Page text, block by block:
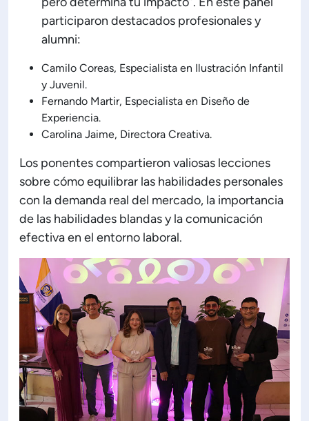
participaron destacados profesionales y
alumni:
Camilo Coreas, Especialista en Ilustración Infantil
y Juvenil.
Fernando Martir, Especialista en Diseño de
Experiencia.
Carolina Jaime, Directora Creativa.
Los ponentes compartieron valiosas lecciones
sobre cómo equilibrar las habilidades personales
con la demanda real del mercado, la importancia
de las habilidades blandas y la comunicación
efectiva en el entorno laboral.